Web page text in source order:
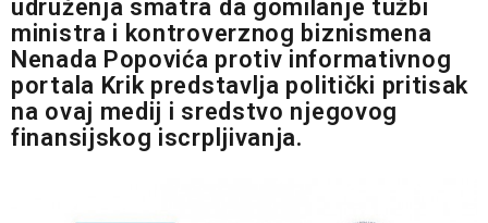
udruženja smatra da gomilanje tužbi
ministra i kontroverznog biznismena
Nenada Popovića protiv informativnog
portala Krik predstavlja politički pritisak
na ovaj medij i sredstvo njegovog
finansijskog iscrpljivanja.